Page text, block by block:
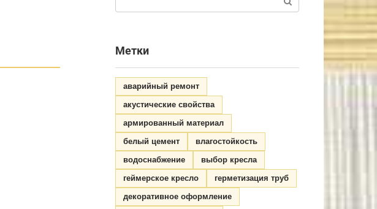
Метки
аварийный ремонт
акустические свойства
армированный материал
белый цемент
влагостойкость
водоснабжение
выбор кресла
геймерское кресло
герметизация труб
декоративное оформление